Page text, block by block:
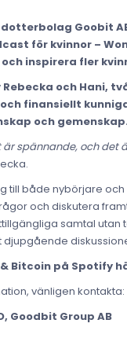
dotterbolag Goobit
för kvinnor –
inspirera fler
och Hani,
finansiellt
och gemenskap.
är spännande, och
till både nybörjare
och diskutera
samtal utan
Bitcoin på Spotify
vänligen kontakta:
Goodbit Group AB